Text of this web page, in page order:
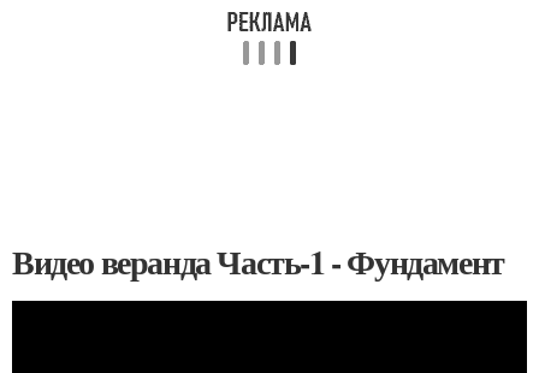
Видео веранда Часть-1 - Фундамент